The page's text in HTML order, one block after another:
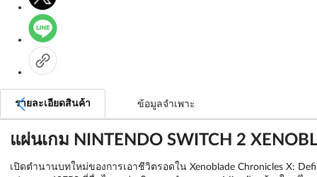
รายละเอียดสินค้า ข้อมูลจำเพาะ
แผ่นเกม NINTENDO SWITCH 2
เปิดตำนานบทใหม่ของการเอาชีวิตรอดใน Xenoblade Chronicles X: